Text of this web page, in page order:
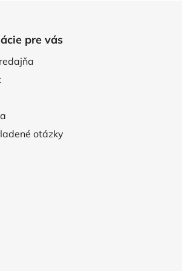
pre vás
otázky